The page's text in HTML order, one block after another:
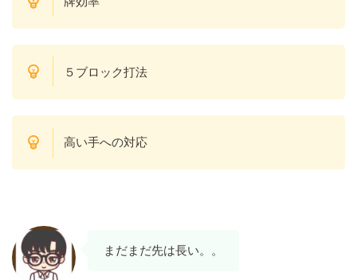
５ブロック打法
高い手への対応
まだまだ先は長い。。